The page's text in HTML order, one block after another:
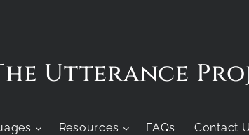
Utterance
Resources FAQs Contact